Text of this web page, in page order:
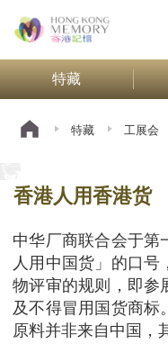
特藏
特藏 工展会
香港人用香港货
中华厂商联合会于第
人用中国货」的口
物评审的规则，即参
及不得冒用国货商标
原料并非来自中国，